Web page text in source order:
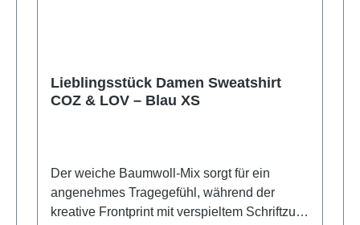
Lieblingsstück Damen Sweatshirt
COZ & LOV – Blau XS
Der weiche Baumwoll-Mix sorgt für ein
angenehmes Tragegefühl, während der
kreative Frontprint mit verspieltem Schriftzug